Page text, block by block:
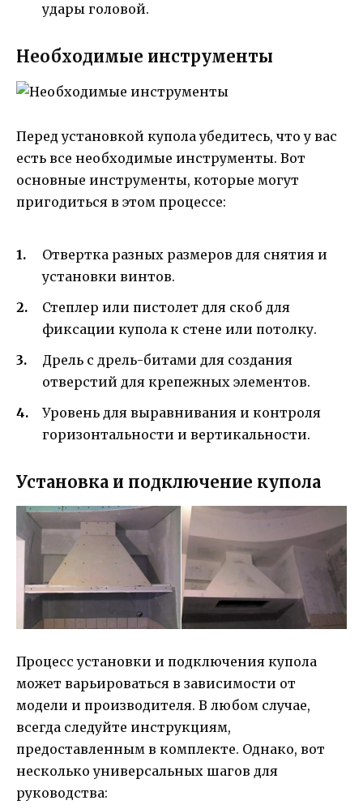
удары головой.
Необходимые инструменты
Перед установкой купола убедитесь, что у вас
есть все необходимые инструменты. Вот
основные инструменты, которые могут
пригодиться в этом процессе:
Отвертка разных размеров для снятия и
установки винтов.
Степлер или пистолет для скоб для
фиксации купола к стене или потолку.
Дрель с дрель-битами для создания
отверстий для крепежных элементов.
Уровень для выравнивания и контроля
горизонтальности и вертикальности.
Установка и подключение купола
Процесс установки и подключения купола
может варьироваться в зависимости от
модели и производителя. В любом случае,
всегда следуйте инструкциям,
предоставленным в комплекте. Однако, вот
несколько универсальных шагов для
руководства: